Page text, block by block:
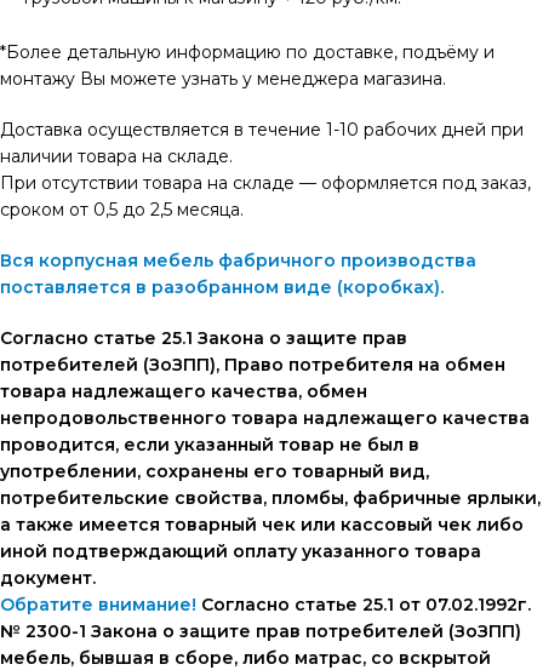
*Более детальную информацию по доставке, подъёму и
монтажу Вы можете узнать у менеджера магазина.
Доставка осуществляется в течение 1-10 рабочих дней при
наличии товара на складе.
При отсутствии товара на складе — оформляется под заказ,
сроком от 0,5 до 2,5 месяца.
Вся корпусная мебель фабричного производства
поставляется в разобранном виде (коробках).
Согласно статье 25.1 Закона о защите прав
потребителей (ЗоЗПП), Право потребителя на обмен
товара надлежащего качества, обмен
непродовольственного товара надлежащего качества
проводится, если указанный товар не был в
употреблении, сохранены его товарный вид,
потребительские свойства, пломбы, фабричные ярлыки,
а также имеется товарный чек или кассовый чек либо
иной подтверждающий оплату указанного товара
документ.
Обратите внимание! Согласно статье 25.1 от 07.02.1992г.
№ 2300-1 Закона о защите прав потребителей (ЗоЗПП)
мебель, бывшая в сборе, либо матрас, со вскрытой